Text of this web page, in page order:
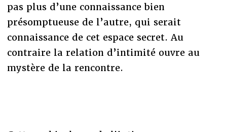
pas plus d’une connaissance bien
présomptueuse de l’autre, qui serait
connaissance de cet espace secret. Au
contraire la relation d’intimité ouvre au
mystère de la rencontre.